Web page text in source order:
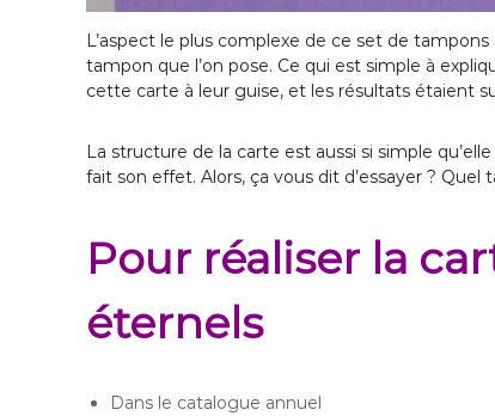
L’aspect le plus complexe de ce set de
tampon que l’on pose. Ce qui est simple à
cette carte à leur guise, et les résultats étaient
La structure de la carte est aussi si simple
fait son effet. Alors, ça vous dit d’essayer ? Quel
Pour réaliser la
éternels
Dans le catalogue annuel